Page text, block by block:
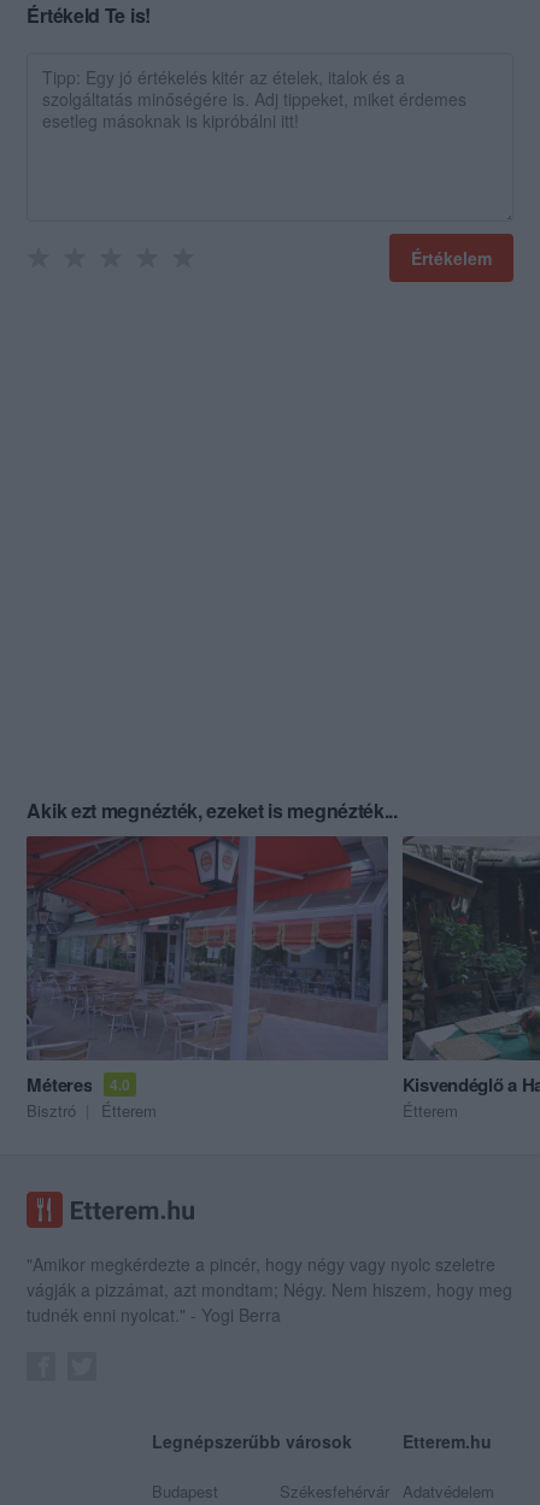
Értékeld Te is!
Értékelem
Akik ezt megnézték, ezeket is megnézték...
Méteres 4.0
Bisztró Étterem
Kisvendéglő a
Étterem
"Amikor megkérdezte a pincér, hogy négy vagy nyolc szeletre
vágják a pizzámat, azt mondtam; Négy. Nem hiszem, hogy meg
tudnék enni nyolcat." - Yogi Berra
Legnépszerűbb városok
Budapest Székesfehérvár
Etterem.hu
Adatvédelem